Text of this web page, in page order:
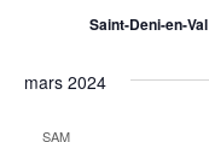
Saint-Deni-en-
mars 2024
SAM